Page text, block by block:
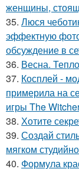
женщины,
35. Люся
эффектную
обсуждение в
36. Весна.
37. Косплей -
примерила на
игры The
38. Хотите
39. Создай
мягком
40. Формула